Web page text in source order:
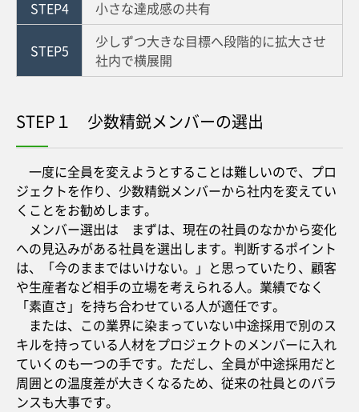
STEP4 小さな達成感の共有
STEP5
少しずつ大きな目標へ段階的に拡大させ
社内で横展開
STEP１ 少数精鋭メンバーの選出
一度に全員を変えようとすることは難しいので、プロ
ジェクトを作り、少数精鋭メンバーから社内を変えてい
くことをお勧めします。
メンバー選出は まずは、現在の社員のなかから変化
への見込みがある社員を選出します。判断するポイント
は、「今のままではいけない。」と思っていたり、顧客
や生産者など相手の立場を考えられる人。業績でなく
「素直さ」を持ち合わせている人が適任です。
または、この業界に染まっていない中途採用で別のス
キルを持っている人材をプロジェクトのメンバーに入れ
ていくのも一つの手です。ただし、全員が中途採用だと
周囲との温度差が大きくなるため、従来の社員とのバラ
ンスも大事です。